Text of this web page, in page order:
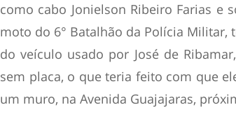
como cabo Jonielson Ribeiro Farias e
moto do 6° Batalhão da Polícia
do veículo usado por José de
sem placa, o que teria feito com que
um muro, na Avenida Guajajaras,